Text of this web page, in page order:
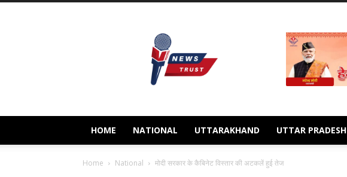
Newstrust.live
HOME NATIONAL UTTARAKHAND UTTAR PRADESH
Home National मोदी सरकार के कैबिनेट विस्तार की अटकलें हुई तेज